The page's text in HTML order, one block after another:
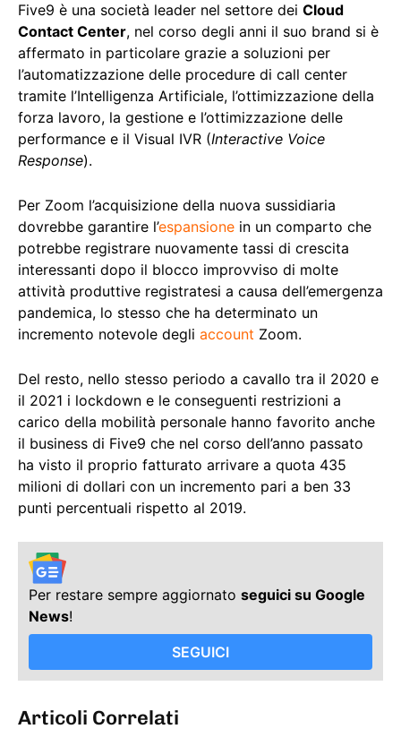
Five9 è una società leader nel settore dei Cloud
Contact Center, nel corso degli anni il suo brand si è
affermato in particolare grazie a soluzioni per
l’automatizzazione delle procedure di call center
tramite l’Intelligenza Artificiale, l’ottimizzazione della
forza lavoro, la gestione e l’ottimizzazione delle
performance e il Visual IVR (Interactive Voice
Response).
Per Zoom l’acquisizione della nuova sussidiaria
dovrebbe garantire l’espansione in un comparto che
potrebbe registrare nuovamente tassi di crescita
interessanti dopo il blocco improvviso di molte
attività produttive registratesi a causa dell’emergenza
pandemica, lo stesso che ha determinato un
incremento notevole degli account Zoom.
Del resto, nello stesso periodo a cavallo tra il 2020 e
il 2021 i lockdown e le conseguenti restrizioni a
carico della mobilità personale hanno favorito anche
il business di Five9 che nel corso dell’anno passato
ha visto il proprio fatturato arrivare a quota 435
milioni di dollari con un incremento pari a ben 33
punti percentuali rispetto al 2019.
Per restare sempre aggiornato seguici su Google
News!
SEGUICI
Articoli Correlati